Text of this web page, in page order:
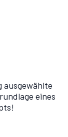
ausgewählte
eines